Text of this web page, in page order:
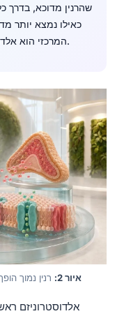
שהרנין מדוכא, בדרך
כאילו נמצא יותר
המרכזי הוא אלדוסטרון גבוה לעומת אלדוסטרון נמוך.
איור 2:
רנין נמוך
אלדוסטרוניזם